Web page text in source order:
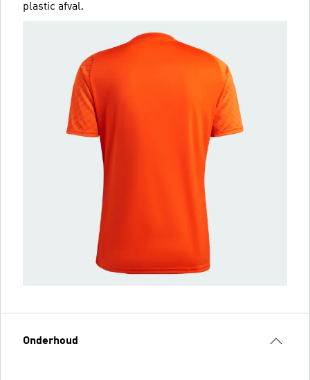
plastic afval.
Onderhoud